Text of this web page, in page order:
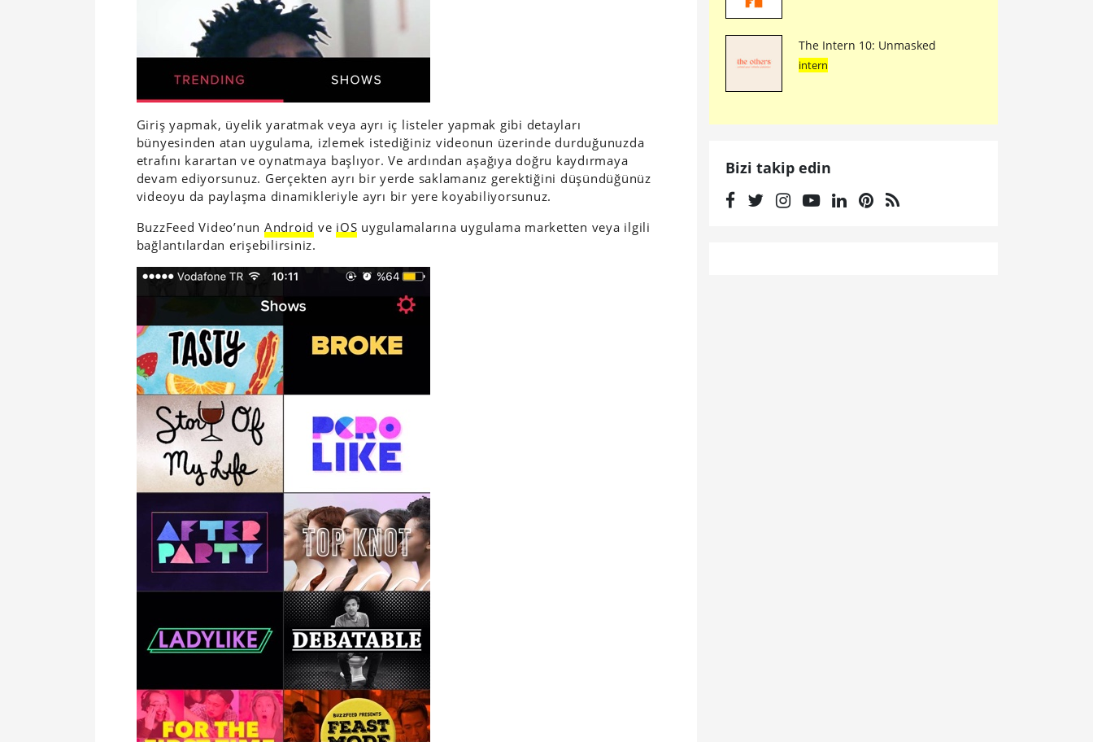
Giriş yapmak, üyelik yaratmak veya ayrı iç listeler yapmak gibi detayları
bünyesinden atan uygulama, izlemek istediğiniz videonun üzerinde durduğunuzda
etrafını karartan ve oynatmaya başlıyor. Ve ardından aşağıya doğru kaydırmaya
devam ediyorsunuz. Gerçekten ayrı bir yerde saklamanız gerektiğini düşündüğünüz
videoyu da paylaşma dinamikleriyle ayrı bir yere koyabiliyorsunuz.
BuzzFeed Video’nun Android ve iOS uygulamalarına uygulama marketten veya ilgili
bağlantılardan erişebilirsiniz.
The Intern 10: Unmasked
intern
Bizi takip edin